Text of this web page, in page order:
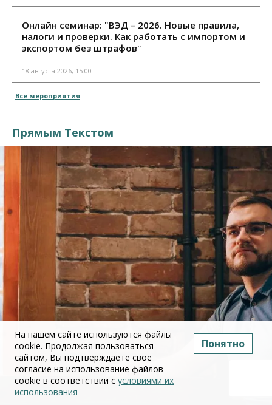
Онлайн семинар: "ВЭД – 2026. Новые правила,
налоги и проверки. Как работать с импортом и
экспортом без штрафов"
18 августа 2026, 15:00
Все мероприятия
Прямым Текстом
На нашем сайте используются файлы
cookie. Продолжая пользоваться
сайтом, Вы подтверждаете свое
согласие на использование файлов
cookie в соответствии с условиями их
использования
Понятно